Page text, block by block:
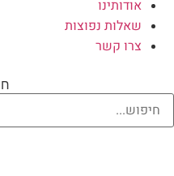
אודותינו
שאלות נפוצות
צרו קשר